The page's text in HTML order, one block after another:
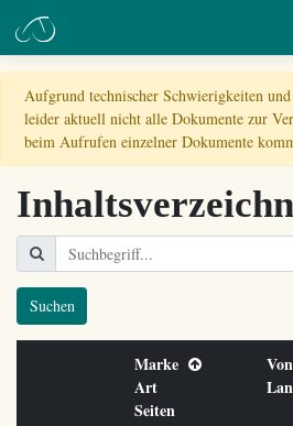
Aufgrund technischer Schwierigkeiten und
leider aktuell nicht alle Dokumente zur
beim Aufrufen einzelner Dokumente
Suchen
Marke
Art
Seiten
Von